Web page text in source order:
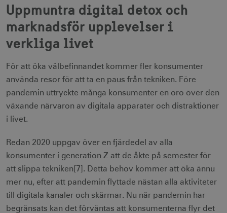
Uppmuntra digital detox och
marknadsför upplevelser i
verkliga livet
För att öka välbefinnandet kommer fler konsumenter
använda resor för att ta en paus från tekniken. Före
pandemin uttryckte många konsumenter en oro över den
växande närvaron av digitala apparater och distraktioner
i livet.
Redan 2020 uppgav över en fjärdedel av alla
konsumenter i generation Z att de åkte på semester för
att slippa tekniken[7]. Detta behov kommer att öka ännu
mer nu, efter att pandemin flyttade nästan alla aktiviteter
till digitala kanaler och skärmar. Nu när pandemin har
begränsats kan det förväntas att konsumenterna flyr det